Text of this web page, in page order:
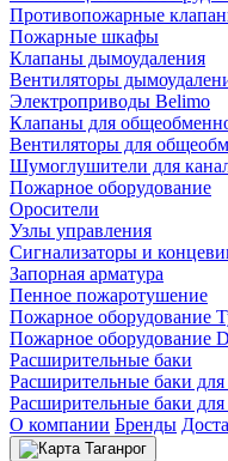
Противопожарные
Пожарные шкафы
Клапаны дымоудаления
Вентиляторы
Электроприводы Belimo
Клапаны для
Вентиляторы для
Шумоглушители для
Пожарное оборудование
Оросители
Узлы управления
Сигнализаторы и
Запорная арматура
Пенное пожаротушение
Пожарное оборудование
Пожарное оборудование
Расширительные баки
Расширительные баки
Расширительные баки
О компании Бренды
Таганрог